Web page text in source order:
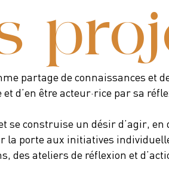
partage de connaissances et
d’en être acteur·rice par sa
se construise un désir d’agir,
porte aux initiatives
des ateliers de réflexion et